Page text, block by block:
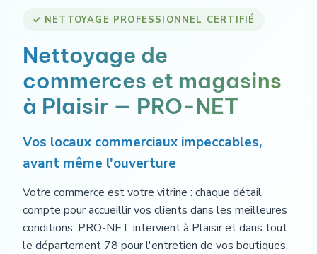
✓ NETTOYAGE PROFESSIONNEL CERTIFIÉ
Nettoyage de
commerces et magasins
à Plaisir — PRO-NET
Vos locaux commerciaux impeccables,
avant même l'ouverture
Votre commerce est votre vitrine : chaque détail
compte pour accueillir vos clients dans les meilleures
conditions. PRO-NET intervient à Plaisir et dans tout
le département 78 pour l'entretien de vos boutiques,